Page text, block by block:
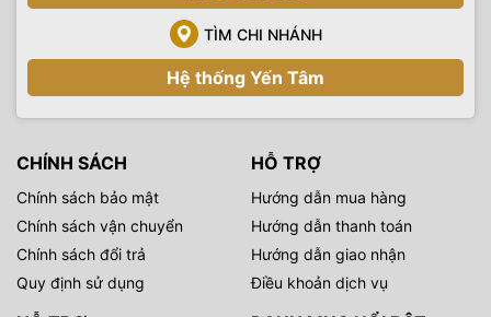
TÌM CHI NHÁNH
Hệ thống Yến Tâm
CHÍNH SÁCH
Chính sách bảo mật
Chính sách vận chuyển
Chính sách đổi trả
Quy định sử dụng
HỖ TRỢ
Hướng dẫn mua hàng
Hướng dẫn thanh toán
Hướng dẫn giao nhận
Điều khoản dịch vụ